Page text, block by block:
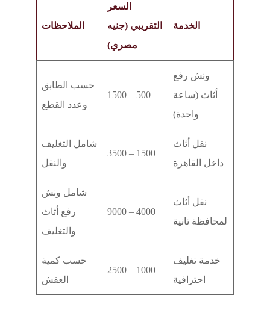
الخدمة
السعر
التقريبي (جنيه
مصري)
الملاحظات
ونش رفع
أثاث (ساعة
واحدة)
500 – 1500
حسب الطابق
وعدد القطع
نقل أثاث
داخل القاهرة
1500 – 3500
شامل التغليف
والنقل
نقل أثاث
لمحافظة تانية
4000 – 9000
شامل ونش
رفع أثاث
والتغليف
خدمة تغليف
احترافية
1000 – 2500
حسب كمية
العفش